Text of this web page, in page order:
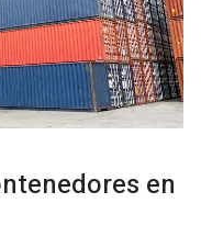
en